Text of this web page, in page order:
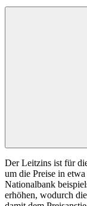
Der Leitzins ist für
um die Preise in
Nationalbank
erhöhen, wodurch